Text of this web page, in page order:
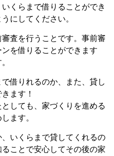
くらまで借りることができ
にしてください。
査を行うことです。事前審
を借りることができます
借りれるのか、また、貸し
ます！
しても、家づくりを進める
ます。
いくらまで貸してくれるの
ことで安心してその後の家